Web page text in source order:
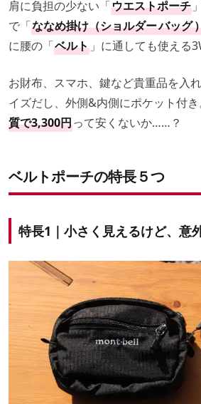
肩に負担の少ない「ウエストポーチ
で「ななめ掛け（ショルダーバッグ
に腰の「ベルト 」に通しても使える
お財布、スマホ、鍵など貴重品を入
イズだし、外側&内側にポケット付
質で3,300円って安くないか……？
ベルトポーチの特長５つ
特長1｜小さく見えるけど、意